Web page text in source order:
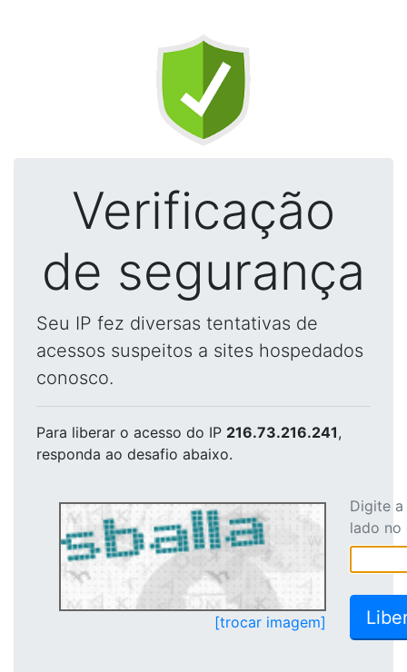
Verificação
de segurança
Seu IP fez diversas tentativas de
acessos suspeitos a sites hospedados
conosco.
Para liberar o acesso do IP 216.73.216.241,
responda ao desafio abaixo.
[trocar imagem]
Digite
lado no